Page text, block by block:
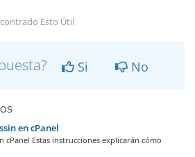
Esto Útil
Si No
en cPanel
cPanel Estas instrucciones explicarán cómo